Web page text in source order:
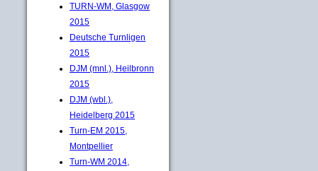
TURN-WM, Glasgow
2015
Deutsche Turnligen
2015
DJM (mnl.), Heilbronn
2015
DJM (wbl.),
Heidelberg 2015
Turn-EM 2015,
Montpellier
Turn-WM 2014,